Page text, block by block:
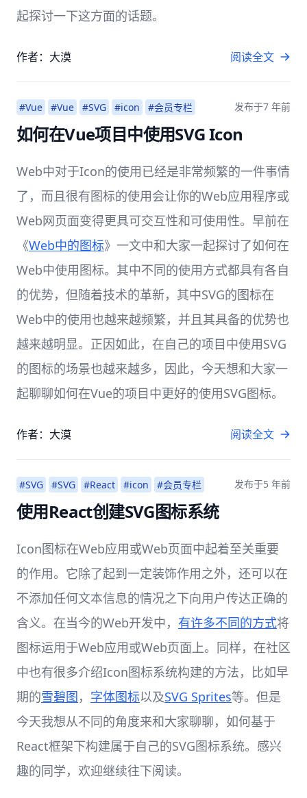
起探讨一下这方面的话题。
作者：大漠 阅读全文
#Vue #Vue #SVG #icon #会员专栏 发布于7 年前
如何在Vue项目中使用SVG Icon
Web中对于Icon的使用已经是非常频繁的一件事情
了，而且很有图标的使用会让你的Web应用程序或
Web网页面变得更具可交互性和可使用性。早前在
《Web中的图标》一文中和大家一起探讨了如何在
Web中使用图标。其中不同的使用方式都具有各自
的优势，但随着技术的革新，其中SVG的图标在
Web中的使用也越来越频繁，并且其具备的优势也
越来越明显。正因如此，在自己的项目中使用SVG
的图标的场景也越来越多，因此，今天想和大家一
起聊聊如何在Vue的项目中更好的使用SVG图标。
作者：大漠 阅读全文
#SVG #SVG #React #icon #会员专栏 发布于5 年前
使用React创建SVG图标系统
Icon图标在Web应用或Web页面中起着至关重要
的作用。它除了起到一定装饰作用之外，还可以在
不添加任何文本信息的情况之下向用户传达正确的
含义。在当今的Web开发中， 有许多不同的方式将
图标运用于Web应用或Web页面上。同样，在社区
中也有很多介绍Icon图标系统构建的方法，比如早
期的雪碧图， 字体图标以及SVG Sprites等。但是
今天我想从不同的角度来和大家聊聊，如何基于
React框架下构建属于自己的SVG图标系统。感兴
趣的同学，欢迎继续往下阅读。